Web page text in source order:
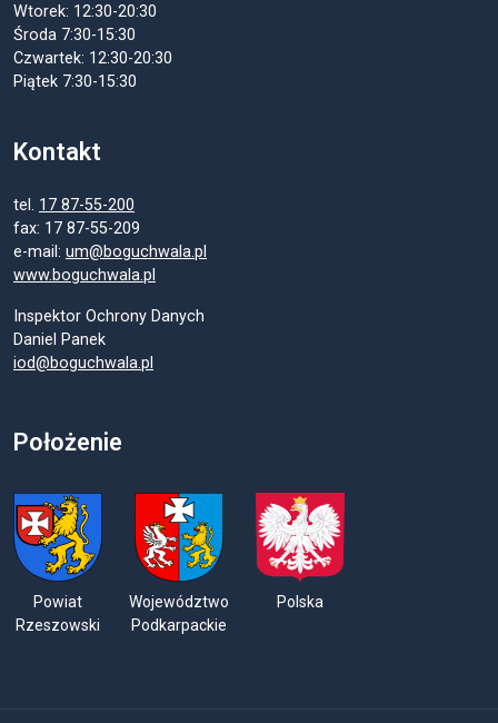
Wtorek: 12:30-20:30
Środa 7:30-15:30
Czwartek: 12:30-20:30
Piątek 7:30-15:30
Kontakt
tel. 17 87-55-200
fax: 17 87-55-209
e-mail: um@boguchwala.pl
www.boguchwala.pl
Inspektor Ochrony Danych
Daniel Panek
iod@boguchwala.pl
Położenie
Powiat
Rzeszowski
Województwo
Podkarpackie
Polska